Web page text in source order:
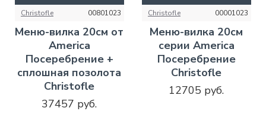
Christofle 00801023
Меню-вилка 20см от
America
Посеребрение +
сплошная позолота
Christofle
37457 руб.
Christofle 00001023
Меню-вилка 20см
серии America
Посеребрение
Christofle
12705 руб.